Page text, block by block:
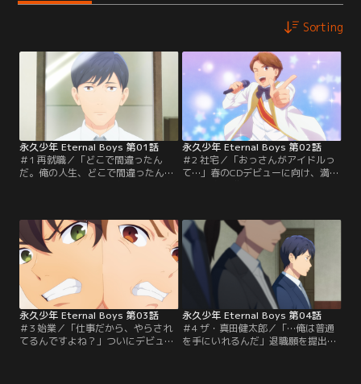
Sorting
永久少年 Eternal Boys 第01話
＃1 再就職／「どこで間違ったん
だ。俺の人生、どこで間違ったん
ーとして再就職を決めた。しかし、
研修のためホテルの宴会場へ向かっ
た真田は、満プロ40周年を記念して
結成されたおっさんアイドルプロジ
ェクト「永久少年」のメンバーとし
てステージに立っていた--！
永久少年 Eternal Boys 第02話
＃2 社宅／「おっさんがアイドルっ
て…」春のCDデビューに向け、満プ
が設置され、朝昼晩1時間ずつ彼ら
の様子が撮影される仕組みだ。集合
したおっさんたちは一人ずつ自己紹
介を始めるが、状況が理解できてい
ない真田は戸惑うばかりで…。
永久少年 Eternal Boys 第03話
＃3 始業／「仕事だから、やらされ
てるんですよね？」ついにデビュー
永久少年 Eternal Boys 第04話
＃4 ザ・真田健太郎／「…俺は普通
を手にいれるんだ」退職願を提出し